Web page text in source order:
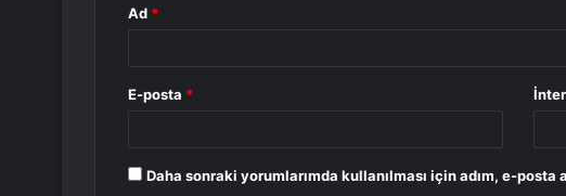
Ad *
E-posta *
Daha sonraki yorumlarımda kullanılması için adım, e-posta